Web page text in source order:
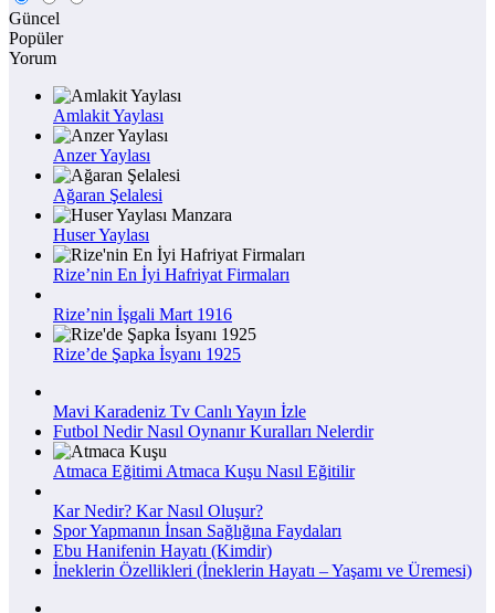
Güncel
Popüler
Yorum
Amlakit Yaylası
Anzer Yaylası
Ağaran Şelalesi
Huser Yaylası
Rize’nin En İyi Hafriyat Firmaları
Rize’nin İşgali Mart 1916
Rize’de Şapka İsyanı 1925
Mavi Karadeniz Tv Canlı Yayın İzle
Futbol Nedir Nasıl Oynanır Kuralları Nelerdir
Atmaca Eğitimi Atmaca Kuşu Nasıl Eğitilir
Kar Nedir? Kar Nasıl Oluşur?
Spor Yapmanın İnsan Sağlığına Faydaları
Ebu Hanifenin Hayatı (Kimdir)
İneklerin Özellikleri (İneklerin Hayatı – Yaşamı ve Üremesi)